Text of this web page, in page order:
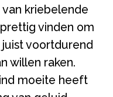
kriebelende
vinden om
voortdurend
willen raken.
moeite heeft